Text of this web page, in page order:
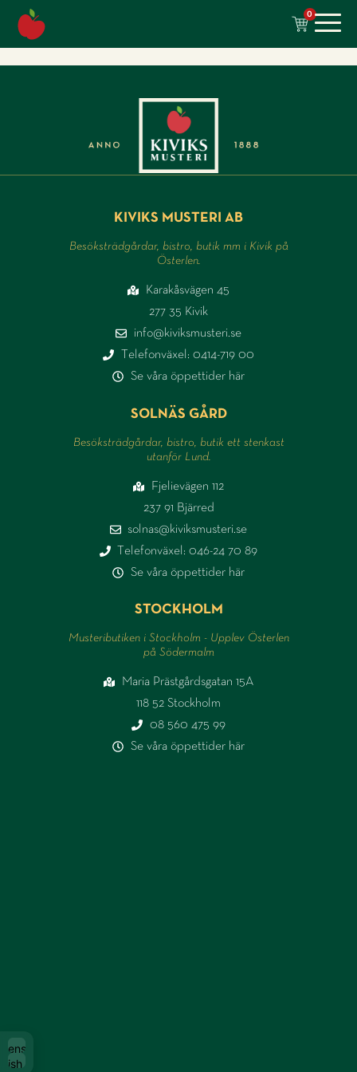
innehåll
0
KIVIKS MUSTERI AB
Besöksträdgårdar, bistro, butik mm i Kivik på
Österlen.
Karakåsvägen 45
277 35 Kivik
info@kiviksmusteri.se
Telefonväxel: 0414-719 00
Se våra öppettider här
SOLNÄS GÅRD
Besöksträdgårdar, bistro, butik ett stenkast
utanför Lund.
Fjelievägen 112
237 91 Bjärred
solnas@kiviksmusteri.se
Telefonväxel: 046-24 70 89
Se våra öppettider här
STOCKHOLM
Musteributiken i Stockholm - Upplev Österlen
på Södermalm
Maria Prästgårdsgatan 15A
118 52 Stockholm
08 560 475 99
Se våra öppettider här
(UK)